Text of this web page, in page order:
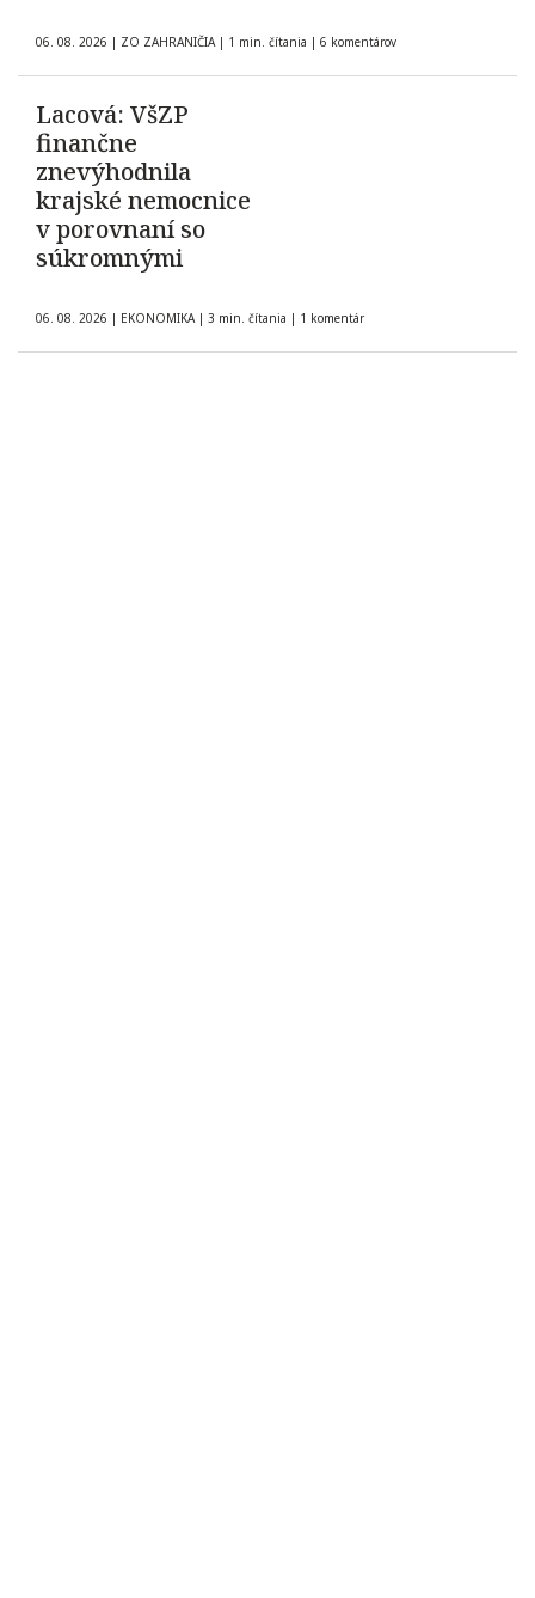
06. 08. 2026 | ZO ZAHRANIČIA | 1 min. čítania | 6 komentárov
Lacová: VšZP
finančne
znevýhodnila
krajské nemocnice
v porovnaní so
súkromnými
06. 08. 2026 | EKONOMIKA | 3 min. čítania | 1 komentár